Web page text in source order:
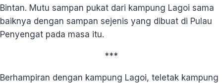
Bintan. Mutu sampan pukat dari kampung Lagoi sama
baiknya dengan sampan sejenis yang dibuat di Pulau
Penyengat pada masa itu.
***
Berhampiran dengan kampung Lagoi, teletak kampung